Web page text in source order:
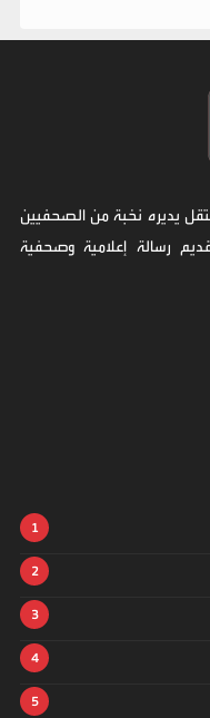
يديره نخبة من الصحفيين
رسالة إعلامية وصحفية